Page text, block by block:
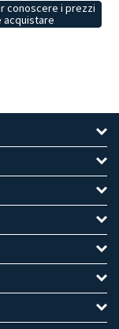
conoscere i prezzi
acquistare